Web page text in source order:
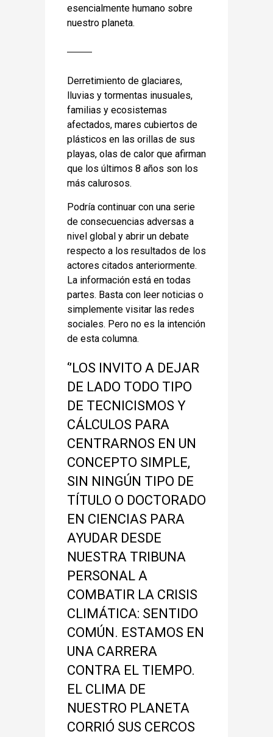
esencialmente humano sobre
nuestro planeta.
Derretimiento de glaciares,
lluvias y tormentas inusuales,
familias y ecosistemas
afectados, mares cubiertos de
plásticos en las orillas de sus
playas, olas de calor que afirman
que los últimos 8 años son los
más calurosos.
Podría continuar con una serie
de consecuencias adversas a
nivel global y abrir un debate
respecto a los resultados de los
actores citados anteriormente.
La información está en todas
partes. Basta con leer noticias o
simplemente visitar las redes
sociales. Pero no es la intención
de esta columna.
‘’LOS INVITO A DEJAR
DE LADO TODO TIPO
DE TECNICISMOS Y
CÁLCULOS PARA
CENTRARNOS EN UN
CONCEPTO SIMPLE,
SIN NINGÚN TIPO DE
TÍTULO O DOCTORADO
EN CIENCIAS PARA
AYUDAR DESDE
NUESTRA TRIBUNA
PERSONAL A
COMBATIR LA CRISIS
CLIMÁTICA: SENTIDO
COMÚN. ESTAMOS EN
UNA CARRERA
CONTRA EL TIEMPO.
EL CLIMA DE
NUESTRO PLANETA
CORRIÓ SUS CERCOS